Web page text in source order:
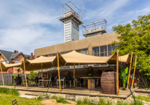
Center hebben
de oude fabriek een
gerealiseerd. Deze is sfeervol
wijds uitzicht op een weiland en
sfeervolle stretch tent.
goede verlichting zorgen